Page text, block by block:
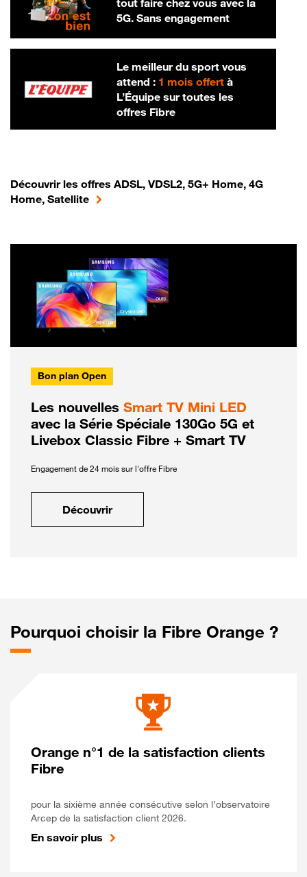
5G. Sans engagement
Le meilleur du sport vous
attend : 1 mois offertà
L’Équipe sur toutes les
offres Fibre
Découvrir les offres ADSL, VDSL2, 5G+ Home, 4G
Home, Satellite
Bon plan Open
Les nouvelles Smart TV Mini LED
avec la Série Spéciale 130Go 5G et
Livebox Classic Fibre + Smart TV
Engagement de 24 mois sur l'offre Fibre
Découvrir
Pourquoi choisir la Fibre Orange ?
Orange n°1 de la satisfaction clients
Fibre
pour la sixième année consécutive selon l’observatoire
Arcep de la satisfaction client 2026.
En savoir plus